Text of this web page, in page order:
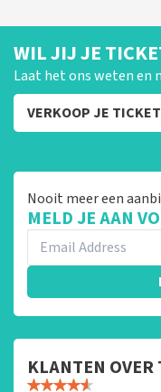
WIL JIJ JE
Laat het ons weten en
VERKOOP JE
Nooit meer een
MELD JE AAN
KLANTEN